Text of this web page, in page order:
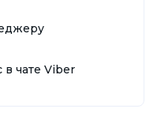
в чате Viber